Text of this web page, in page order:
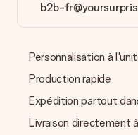
Réception du
fait ?
Nous déplorons le fait
Vous pouvez dans ce cas
La facture est-elle
Nous n’envoyons pas de
b2b-
Personnalisation à
Production rapide
Expédition partout
Livraison directement